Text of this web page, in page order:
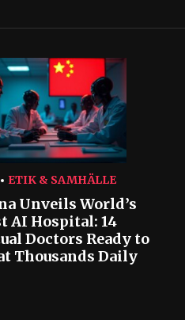
ETIK & SAMHÄLLE
Unveils World’s
AI Hospital: 14
Doctors Ready to
Thousands Daily